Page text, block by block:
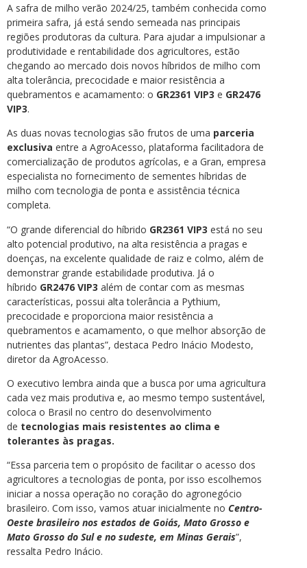
A safra de milho verão 2024/25, também conhecida como
primeira safra, já está sendo semeada nas principais
regiões produtoras da cultura. Para ajudar a impulsionar a
produtividade e rentabilidade dos agricultores, estão
chegando ao mercado dois novos híbridos de milho com
alta tolerância, precocidade e maior resistência a
quebramentos e acamamento: o GR2361 VIP3 e GR2476
VIP3.
As duas novas tecnologias são frutos de uma parceria
exclusiva entre a AgroAcesso, plataforma facilitadora de
comercialização de produtos agrícolas, e a Gran, empresa
especialista no fornecimento de sementes híbridas de
milho com tecnologia de ponta e assistência técnica
completa.
“O grande diferencial do híbrido GR2361 VIP3 está no seu
alto potencial produtivo, na alta resistência a pragas e
doenças, na excelente qualidade de raiz e colmo, além de
demonstrar grande estabilidade produtiva. Já o
híbrido GR2476 VIP3 além de contar com as mesmas
características, possui alta tolerância a Pythium,
precocidade e proporciona maior resistência a
quebramentos e acamamento, o que melhor absorção de
nutrientes das plantas”, destaca Pedro Inácio Modesto,
diretor da AgroAcesso.
O executivo lembra ainda que a busca por uma agricultura
cada vez mais produtiva e, ao mesmo tempo sustentável,
coloca o Brasil no centro do desenvolvimento
de tecnologias mais resistentes ao clima e
tolerantes às pragas.
“Essa parceria tem o propósito de facilitar o acesso dos
agricultores a tecnologias de ponta, por isso escolhemos
iniciar a nossa operação no coração do agronegócio
brasileiro. Com isso, vamos atuar inicialmente no Centro-
Oeste brasileiro nos estados de Goiás, Mato Grosso e
Mato Grosso do Sul e no sudeste, em Minas Gerais”,
ressalta Pedro Inácio.